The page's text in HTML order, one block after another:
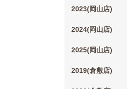
2023(岡山店)
2024(岡山店)
2025(岡山店)
2019(倉敷店)